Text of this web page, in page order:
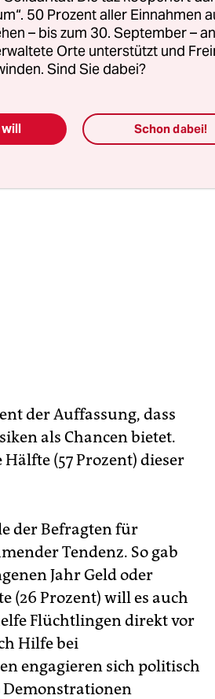
knapp die Hälfte (47
Flüchtlinge seien „schlecht
meint, die positiven
der Auffassung, dass
als Chancen bietet.
(57 Prozent) dieser
der Befragten für
Tendenz. So gab
Jahr Geld oder
(26 Prozent) will es auch
Flüchtlingen direkt vor
Hilfe bei
engagieren sich politisch
Demonstrationen
50 Prozent aller Einnahmen
– bis zum 30. September –
Orte unterstützt und
Sind Sie dabei?
Schon dabei!